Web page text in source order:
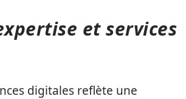
et services
digitales reflète une